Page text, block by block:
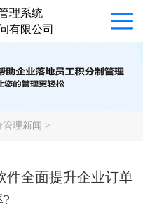
理系统
有限公司
管理新闻 >
件全面提升企业订单